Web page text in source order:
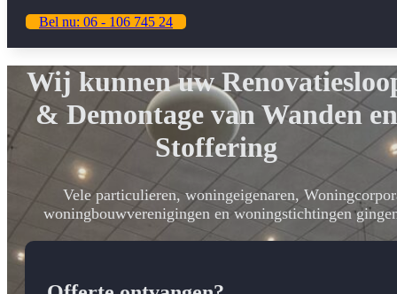
Bel nu: 06 - 106 745 24
Wij kunnen uw
& Demontage van Wanden en
Stoffering
Vele particulieren, woningeigenaren,
woningbouwverenigingen en woningstichtingen